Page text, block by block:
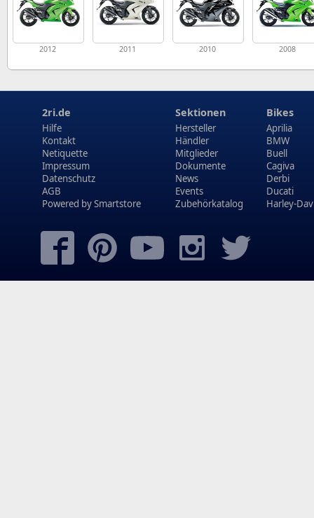
2012 2011 2010 2008
2ri.de
Hilfe
Kontakt
Netiquette
Impressum
Datenschutz
AGB
Powered bySmartstore
Sektionen
Hersteller
Händler
Mitglieder
Dokumente
News
Events
Zubehörkatalog
Bikes
Aprilia
BMW
Buell
Cagiva
Derbi
Ducati
Harley-